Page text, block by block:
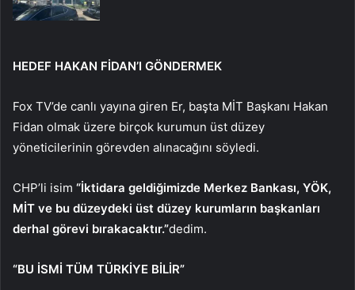
HEDEF HAKAN FİDAN’I GÖNDERMEK
Fox TV’de canlı yayına giren Er, başta MİT Başkanı Hakan
Fidan olmak üzere birçok kurumun üst düzey
yöneticilerinin görevden alınacağını söyledi.
CHP’li isim “İktidara geldiğimizde Merkez Bankası, YÖK,
MİT ve bu düzeydeki üst düzey kurumların başkanları
derhal görevi bırakacaktır.”dedim.
“BU İSMİ TÜM TÜRKİYE BİLİR”